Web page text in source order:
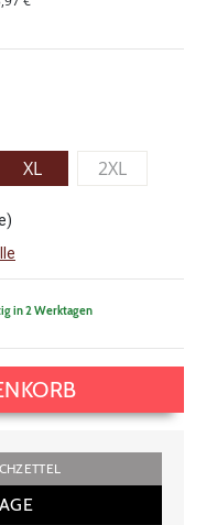
XL 2XL
in 2 Werktagen